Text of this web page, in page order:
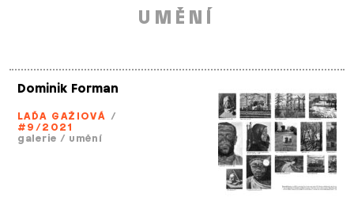
UMĚNÍ
Dominik Forman
LAĎA GAŽIOVÁ /
#9/2021
galerie / umění